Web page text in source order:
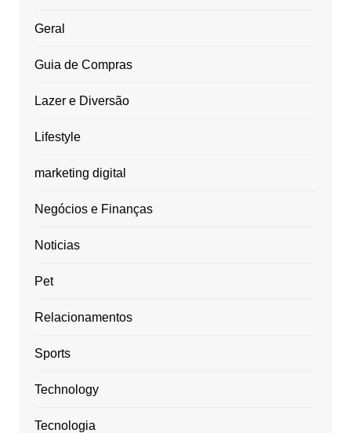
Geral
Guia de Compras
Lazer e Diversão
Lifestyle
marketing digital
Negócios e Finanças
Noticias
Pet
Relacionamentos
Sports
Technology
Tecnologia